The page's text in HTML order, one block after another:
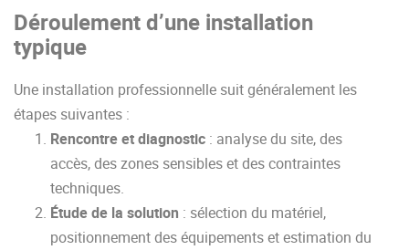
Déroulement d’une installation
typique
Une installation professionnelle suit généralement les
étapes suivantes :
Rencontre et diagnostic : analyse du site, des
accès, des zones sensibles et des contraintes
techniques.
Étude de la solution : sélection du matériel,
positionnement des équipements et estimation du